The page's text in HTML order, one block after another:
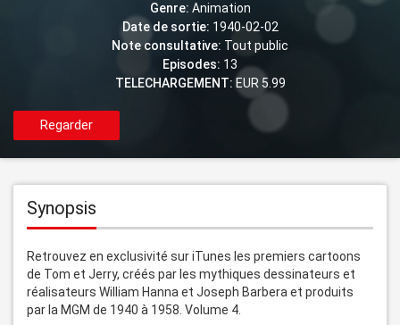
Genre: Animation
Date de sortie: 1940-02-02
Note consultative: Tout public
Episodes: 13
TELECHARGEMENT: EUR 5.99
Regarder
Synopsis
Retrouvez en exclusivité sur iTunes les premiers cartoons
de Tom et Jerry, créés par les mythiques dessinateurs et
réalisateurs William Hanna et Joseph Barbera et produits
par la MGM de 1940 à 1958. Volume 4.